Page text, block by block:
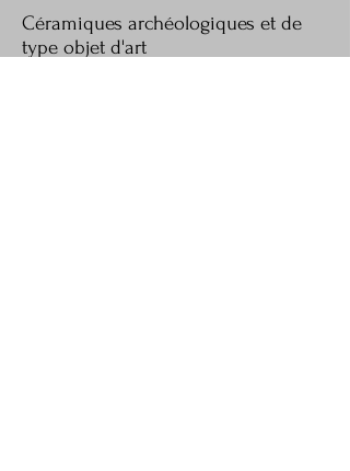
Céramiques archéologiques et de
type objet d'art